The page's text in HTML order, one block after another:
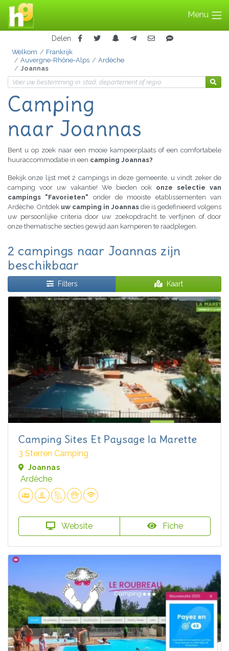
Menu
Delen
Welkom
Frankrijk
Auvergne-Rhône-Alps
Ardèche
Joannas
Camping
naar Joannas
Bent u op zoek naar een mooie kampeerplaats of een comfortabele
huuraccommodatie in een camping Joannas?
Bekijk onze lijst met 2 campings in deze gemeente, u vindt zeker de
camping voor uw vakantie! We bieden ook onze selectie van
campings "Favorieten" onder de mooiste etablissementen van
Ardèche. Ontdek uw camping in Joannas die is gedefinieerd volgens
uw persoonlijke criteria door uw zoekopdracht te verfijnen of door
onze thematische secties gewijd aan kamperen te raadplegen.
2 campings naar Joannas zijn
beschikbaar
Filters Kaart
Camping Sites Et Paysage la Marette
3 Sterren Camping
Joannas
Ardèche
Website Fiche